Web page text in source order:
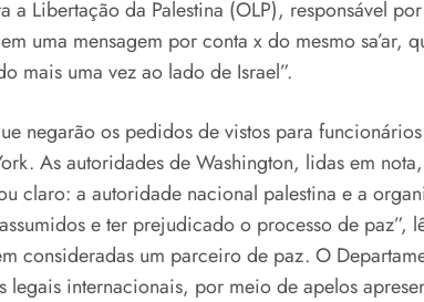
a Libertação da Palestina (OLP), responsável
uma mensagem por conta x do mesmo sa’ar,
mais uma vez ao lado de Israel”.
negarão os pedidos de vistos para
As autoridades de Washington, lidas em
claro: a autoridade nacional palestina e a
e ter prejudicado o processo de
consideradas um parceiro de paz. O
internacionais, por meio de apelos